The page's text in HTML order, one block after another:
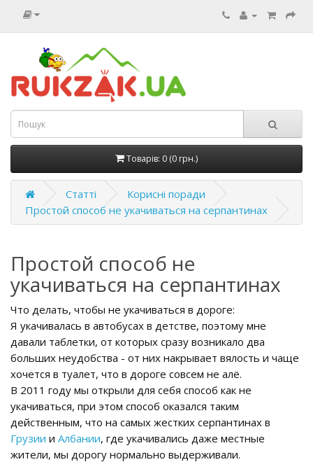
Товарів: 0 (0 грн.)
Статті
Корисні поради
Простой способ не укачиваться на серпантинах
Простой способ не
укачиваться на серпантинах
Что делать, чтобы не укачиваться в дороге:
Я укачивалась в автобусах в детстве, поэтому мне
давали таблетки, от которых сразу возникало два
больших неудобства - от них накрывает вялость и чаще
хочется в туалет, что в дороге совсем не алё.
В 2011 году мы открыли для себя способ как не
укачиваться, при этом способ оказался таким
действенным, что на самых жестких серпантинах в
Грузии и Албании, где укачивались даже местные
жители, мы дорогу нормально выдерживали.